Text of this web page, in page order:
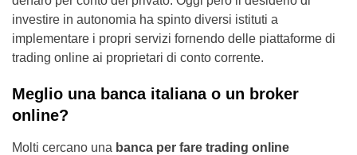
investire in autonomia ha spinto diversi istituti a
implementare i propri servizi fornendo delle piattaforme di
trading online ai proprietari di conto corrente.
Meglio una banca italiana o un broker
online?
Molti cercano una banca per fare trading online